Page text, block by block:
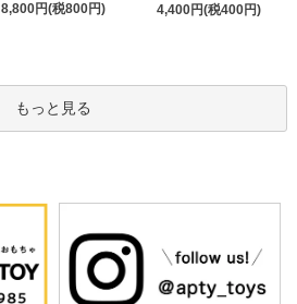
8,800円(税800円)
4,400円(税400円)
もっと見る